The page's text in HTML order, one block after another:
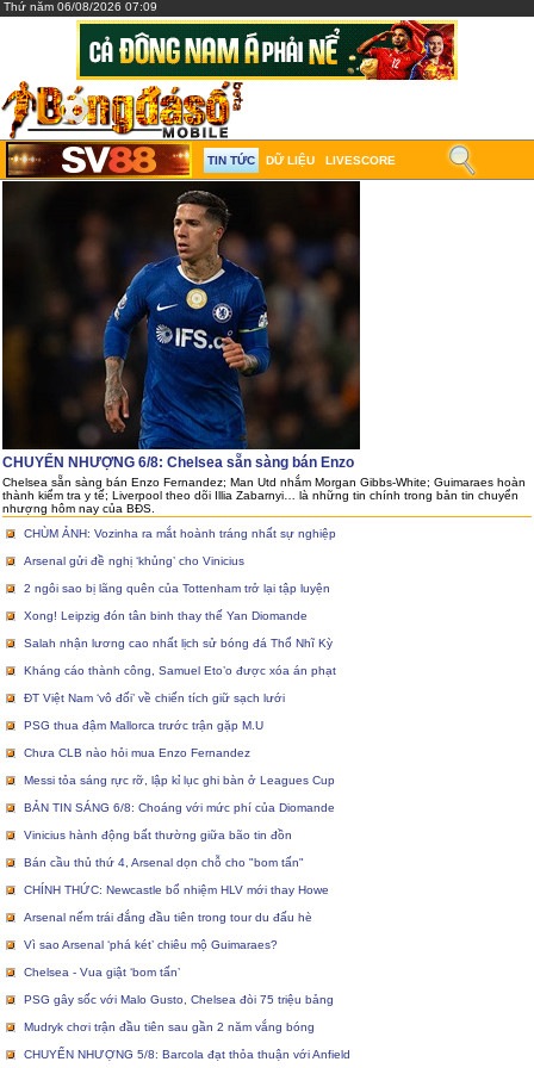
Thứ năm 06/08/2026 07:09
TIN TỨC DỮ LIỆU LIVESCORE
CHUYỂN NHƯỢNG 6/8: Chelsea sẵn sàng bán Enzo
Chelsea sẵn sàng bán Enzo Fernandez; Man Utd nhắm Morgan Gibbs-White; Guimaraes hoàn
thành kiểm tra y tế; Liverpool theo dõi Illia Zabarnyi… là những tin chính trong bản tin chuyển
nhượng hôm nay của BĐS.
CHÙM ẢNH: Vozinha ra mắt hoành tráng nhất sự nghiệp
Arsenal gửi đề nghị ‘khủng’ cho Vinicius
2 ngôi sao bị lãng quên của Tottenham trở lại tập luyện
Xong! Leipzig đón tân binh thay thế Yan Diomande
Salah nhận lương cao nhất lịch sử bóng đá Thổ Nhĩ Kỳ
Kháng cáo thành công, Samuel Eto’o được xóa án phạt
ĐT Việt Nam ‘vô đối’ về chiến tích giữ sạch lưới
PSG thua đậm Mallorca trước trận gặp M.U
Chưa CLB nào hỏi mua Enzo Fernandez
Messi tỏa sáng rực rỡ, lập kỉ lục ghi bàn ở Leagues Cup
BẢN TIN SÁNG 6/8: Choáng với mức phí của Diomande
Vinicius hành động bất thường giữa bão tin đồn
Bán cầu thủ thứ 4, Arsenal dọn chỗ cho "bom tấn"
CHÍNH THỨC: Newcastle bổ nhiệm HLV mới thay Howe
Arsenal nếm trái đắng đầu tiên trong tour du đấu hè
Vì sao Arsenal ‘phá két’ chiêu mộ Guimaraes?
Chelsea - Vua giật ‘bom tấn’
PSG gây sốc với Malo Gusto, Chelsea đòi 75 triệu bảng
Mudryk chơi trận đầu tiên sau gần 2 năm vắng bóng
CHUYỂN NHƯỢNG 5/8: Barcola đạt thỏa thuận với Anfield